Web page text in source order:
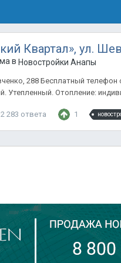
Квартал», ул.
в Новостройки Анапы
288 Бесплатный
Утепленный. Отопление:
2 283 ответа 1